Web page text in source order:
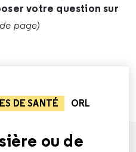
votre question sur
page)
DE SANTÉ ORL
ou de